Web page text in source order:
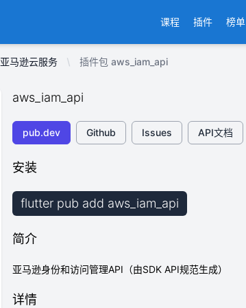
课程 插件 榜单
亚马逊云服务 插件包 aws_iam_api
aws_iam_api
pub.dev Github Issues API文档
安装
flutter pub add aws_iam_api
简介
亚马逊身份和访问管理API（由SDK API规范生成）
详情